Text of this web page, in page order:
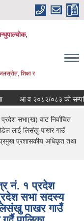
शिक्षा र
आ व २०८२/०८३ काे सम्पत्ति
सभा(ख) वाट निर्वाचित
लाई लिसंखु पाखर गाउँ
प्रमुख प्रशासकीय अधिकृत तथा
नं. १ प्रदेश
सभा सदस्य
पाखर गाउँ